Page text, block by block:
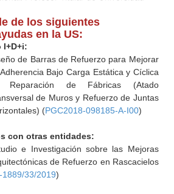
de los siguientes
en la US:
I+D+i:
de Barras de Refuerzo para Mejorar
Bajo Carga Estática y Cíclica
Reparación de Fábricas (Atado
de Muros y Refuerzo de Juntas
(PGC2018-098185-A-I00)
con otras entidades:
e Investigación sobre las Mejoras
de Refuerzo en Rascacielos
1889/33/2019)